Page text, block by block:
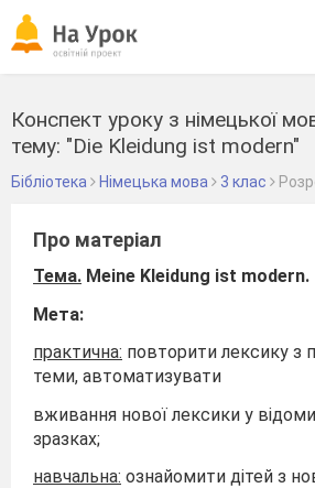
Конспект уроку з німецької
тему: "Die Kleidung ist modern"
Бібліотека Німецька мова 3 клас
Про матеріал
Тема. Meine Kleidung ist modern.
Мета:
практична: повторити лексику з
теми, автоматизувати
вживання нової лексики у
зразках;
навчальна: ознайомити дітей з